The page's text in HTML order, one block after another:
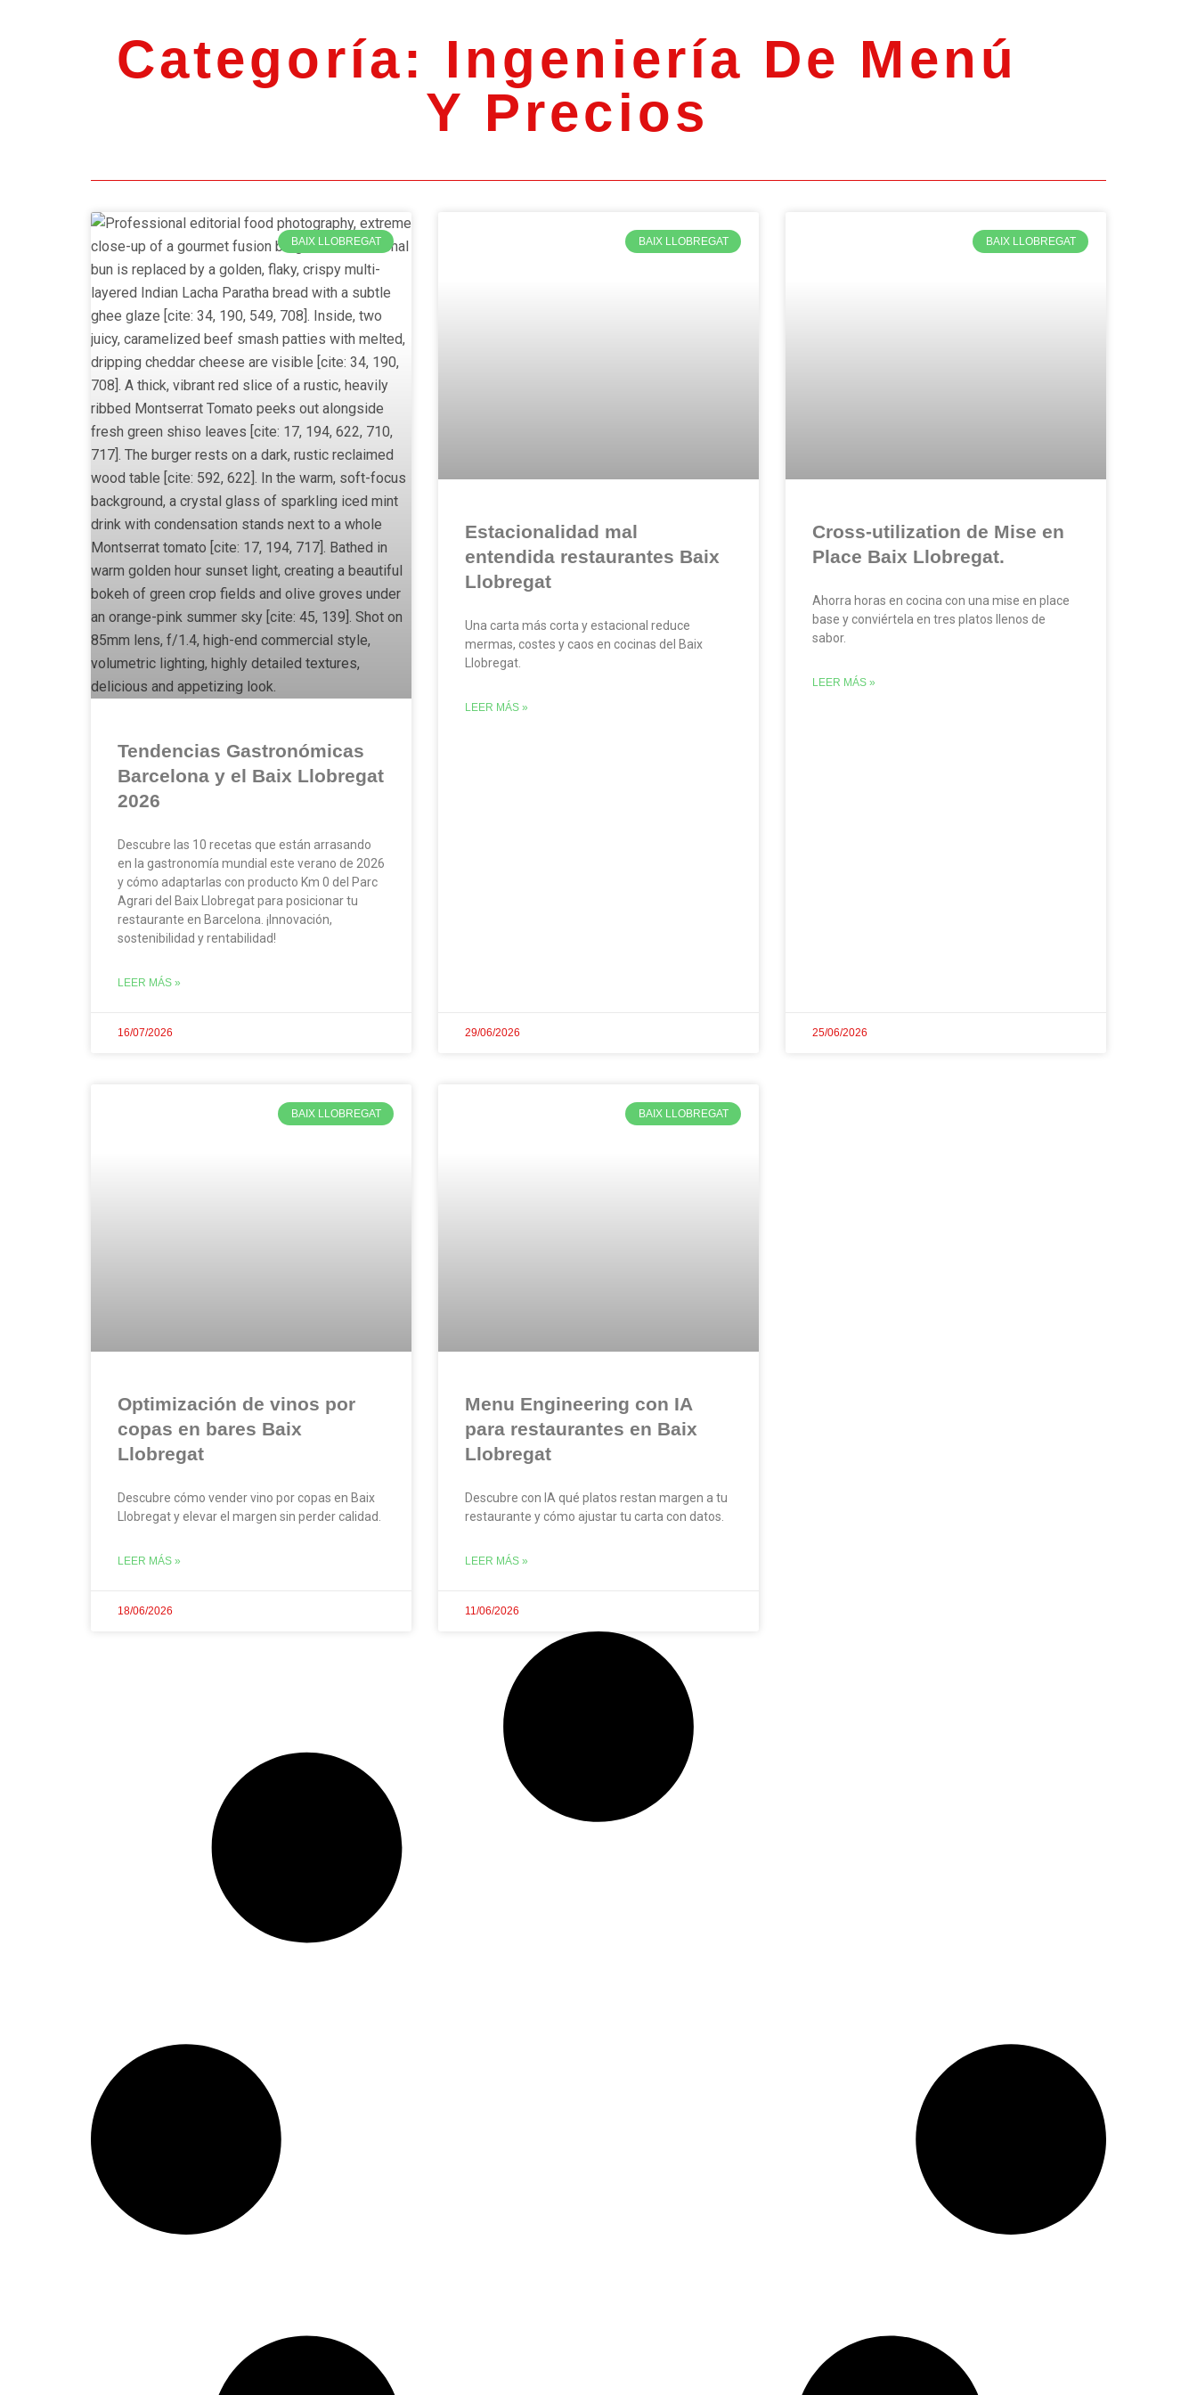
Categoría: Ingeniería De Menú
Y Precios
BAIX LLOBREGAT
Tendencias Gastronómicas
Barcelona y el Baix Llobregat
2026
Descubre las 10 recetas que están arrasando
en la gastronomía mundial este verano de 2026
y cómo adaptarlas con producto Km 0 del Parc
Agrari del Baix Llobregat para posicionar tu
restaurante en Barcelona. ¡Innovación,
sostenibilidad y rentabilidad!
LEER MÁS »
16/07/2026
BAIX LLOBREGAT
Estacionalidad mal
entendida restaurantes Baix
Llobregat
Una carta más corta y estacional reduce
mermas, costes y caos en cocinas del Baix
Llobregat.
LEER MÁS »
29/06/2026
BAIX LLOBREGAT
Cross-utilization de Mise en
Place Baix Llobregat.
Ahorra horas en cocina con una mise en place
base y conviértela en tres platos llenos de
sabor.
LEER MÁS »
25/06/2026
BAIX LLOBREGAT
Optimización de vinos por
copas en bares Baix
Llobregat
Descubre cómo vender vino por copas en Baix
Llobregat y elevar el margen sin perder calidad.
LEER MÁS »
18/06/2026
BAIX LLOBREGAT
Menu Engineering con IA
para restaurantes en Baix
Llobregat
Descubre con IA qué platos restan margen a tu
restaurante y cómo ajustar tu carta con datos.
LEER MÁS »
11/06/2026